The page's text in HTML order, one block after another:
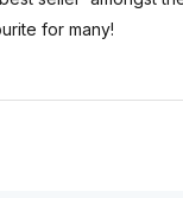
for many!